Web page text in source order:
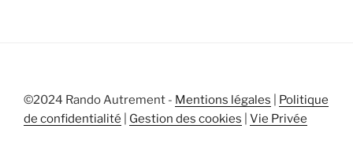
©2024 Rando Autrement - Mentions légales
Politique
de confidentialité
Gestion des cookies Vie Privée